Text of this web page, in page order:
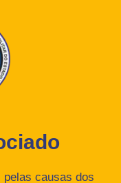
causas dos